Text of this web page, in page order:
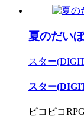
夏のだい
スター
スター
ピコピコRPG